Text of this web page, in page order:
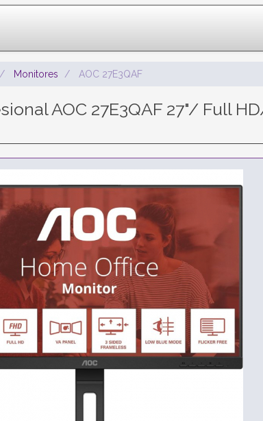
Monitores AOC 27E3QAF
AOC 27E3QAF 27"/ Full